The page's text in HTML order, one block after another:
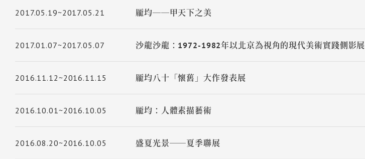
2017.05.19~2017.05.21 龎均──甲天下之美
2017.01.07~2017.05.07 沙龍沙龍：1972-1982年以北京為視角的現代美術實踐側影展
2016.11.12~2016.11.15 龎均八十「懷舊」大作發表展
2016.10.01~2016.10.05 龎均：人體素描藝術
2016.08.20~2016.10.05 盛夏光景──夏季聯展